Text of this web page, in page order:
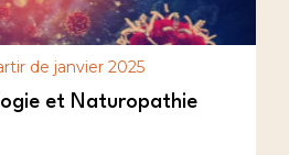
de janvier 2025
et Naturopathie